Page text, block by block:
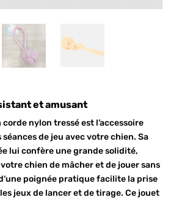
et amusant
nylon tressé est l’accessoire
de jeu avec votre chien. Sa
lui confère une grande solidité,
chien de mâcher et de jouer sans
poignée pratique facilite la prise
jeux de lancer et de tirage. Ce jouet